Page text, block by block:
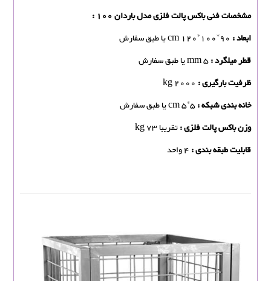
مشخصات فنی باکس پالت فلزی مدل باردان 100 :
ابعاد :
قطر میلگرد :mm 5 یا طبق سفارش
ظرفیت بارگیری : kg 2000
خانه بندی شبکه :cm 5*5 یا طبق سفارش
وزن باکس پالت فلزی :تقریبا kg 73
قابلیت طبقه بندی :